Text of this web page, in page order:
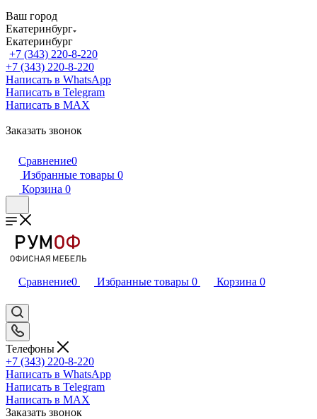
Ваш город
Екатеринбург
Екатеринбург
+7 (343) 220-8-220
+7 (343) 220-8-220
Написать в WhatsApp
Написать в Telegram
Написать в MAX
Заказать звонок
Сравнение0
Избранные товары 0
Корзина 0
Сравнение0 Избранные товары 0 Корзина 0
Телефоны
+7 (343) 220-8-220
Написать в WhatsApp
Написать в Telegram
Написать в MAX
Заказать звонок